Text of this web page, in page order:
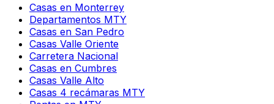
Casas en Monterrey
Departamentos MTY
Casas en San Pedro
Casas Valle Oriente
Carretera Nacional
Casas en Cumbres
Casas Valle Alto
Casas 4 recámaras MTY